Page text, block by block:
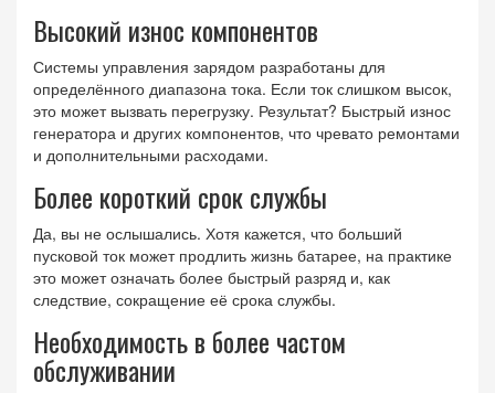
Высокий износ компонентов
Системы управления зарядом разработаны для
определённого диапазона тока. Если ток слишком высок,
это может вызвать перегрузку. Результат? Быстрый износ
генератора и других компонентов, что чревато ремонтами
и дополнительными расходами.
Более короткий срок службы
Да, вы не ослышались. Хотя кажется, что больший
пусковой ток может продлить жизнь батарее, на практике
это может означать более быстрый разряд и, как
следствие, сокращение её срока службы.
Необходимость в более частом
обслуживании